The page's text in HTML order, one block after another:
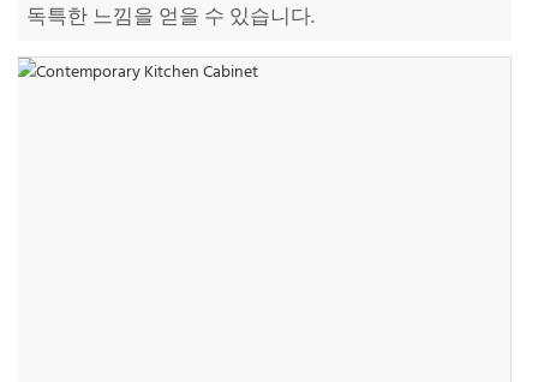
독특한 느낌을 얻을 수 있습니다.